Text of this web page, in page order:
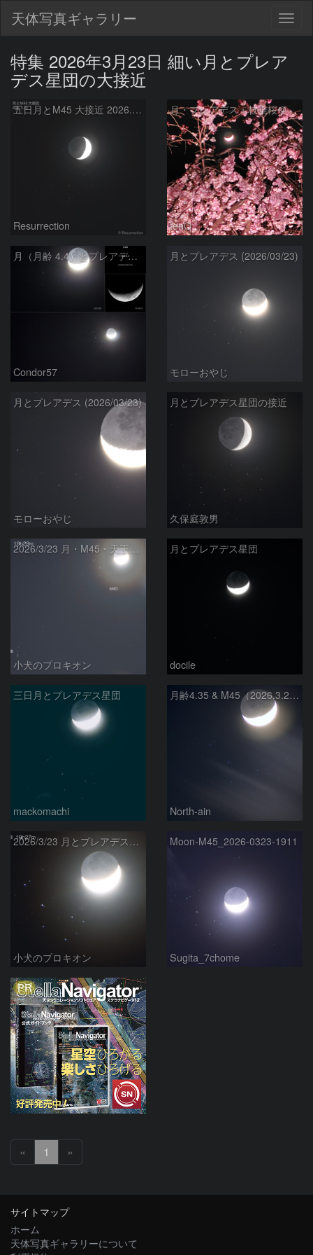
天体写真ギャラリー
特集 2026年3月23日 細い月とプレア
デス星団の大接近
五日月とM45 大接近 2026.3.23
Resurrection
月・プレアデス・枝垂桜＠横浜
tenQ
月（月齢 4.4）とプレアデス星団の大接近 ＋ 天王星
Condor57
月とプレアデス (2026/03/23)
モローおやじ
月とプレアデス (2026/03/23)
モローおやじ
月とプレアデス星団の接近
久保庭敦男
2026/3/23 月・M45・天王星の接近
小犬のプロキオン
月とプレアデス星団
docile
三日月とプレアデス星団
mackomachi
月齢4.35 & M45（2026.3.23）
North-ain
2026/3/23 月とプレアデス星団の接近
小犬のプロキオン
Moon-M45_2026-0323-1911
Sugita_7chome
PR
« 1 »
サイトマップ
ホーム
天体写真ギャラリーについて